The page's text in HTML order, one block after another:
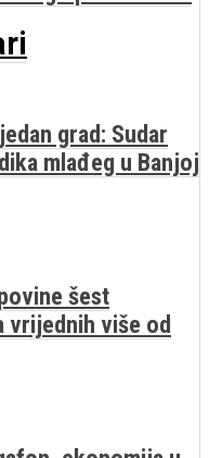
grad: Sudar
mlađeg u Banjoj
šest
vrijednih više od